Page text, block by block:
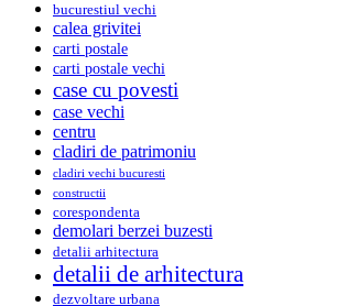
bucurestiul vechi
calea grivitei
carti postale
carti postale vechi
case cu povesti
case vechi
centru
cladiri de patrimoniu
cladiri vechi bucuresti
constructii
corespondenta
demolari berzei buzesti
detalii arhitectura
detalii de arhitectura
dezvoltare urbana